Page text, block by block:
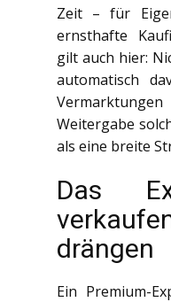
Zeit – für
ernsthafte
gilt auch hier:
automatisch
Weitergabe
als eine breite
Das
drängen
Ein Premium-